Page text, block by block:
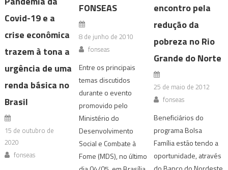
Covid-19 e a
crise econômica
trazem à tona a
urgência de uma
renda básica no
Brasil
15 de outubro de
2020
fonseas
FONSEAS
8 de junho de 2010
fonseas
Entre os principais
temas discutidos
durante o evento
promovido pelo
Ministério do
Desenvolvimento
Social e Combate à
Fome (MDS), no último
encontro pela
redução da
pobreza no Rio
Grande do Norte
25 de maio de 2012
fonseas
Beneficiários do
programa Bolsa
Família estão tendo a
oportunidade, através